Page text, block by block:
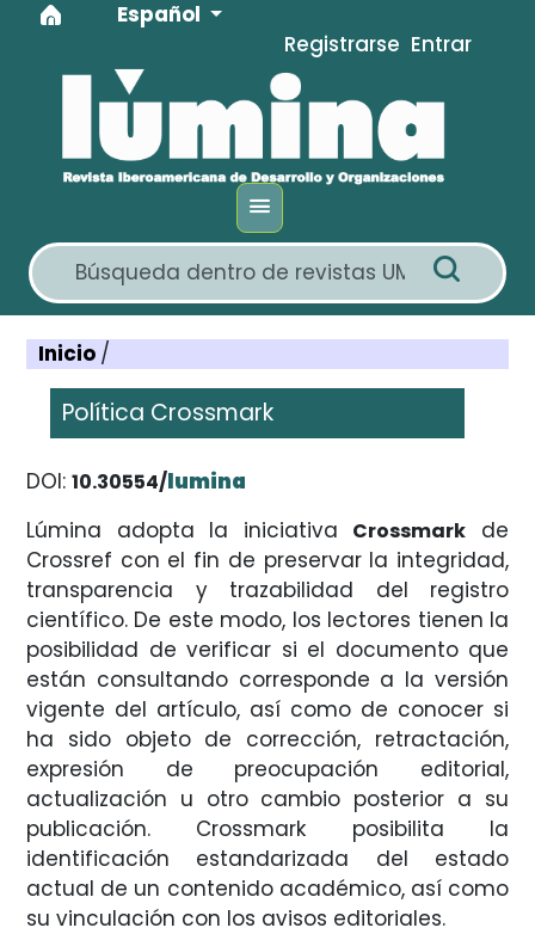
Ir al menú de navegación principal
Ir al contenido principal
Ir al pie de página del sitio
Idioma
Español
Registrarse Entrar
Inicio /
Política Crossmark
DOI: 10.30554/lumina
Lúmina adopta la iniciativa Crossmark de
Crossref con el fin de preservar la integridad,
transparencia y trazabilidad del registro
científico. De este modo, los lectores tienen la
posibilidad de verificar si el documento que
están consultando corresponde a la versión
vigente del artículo, así como de conocer si
ha sido objeto de corrección, retractación,
expresión de preocupación editorial,
actualización u otro cambio posterior a su
publicación. Crossmark posibilita la
identificación estandarizada del estado
actual de un contenido académico, así como
su vinculación con los avisos editoriales.